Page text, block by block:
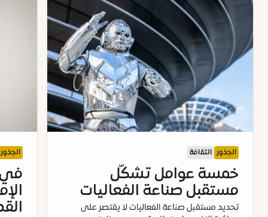
الجذور الثقافة
خمسة عوامل تشكّل
مستقبل صناعة الفعاليات
تحديد مستقبل صناعة الفعاليات لا يقتصر على
الجذور
في